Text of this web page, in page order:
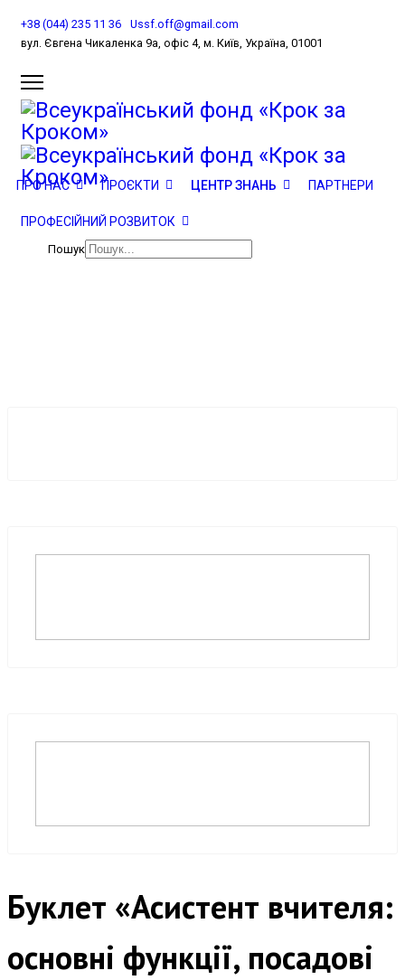
+38 (044) 235 11 36
Ussf.off@gmail.com
вул. Євгена Чикаленка 9а, офіс 4, м. Київ, Україна, 01001
ПРО НАС ПРОЄКТИ ЦЕНТР ЗНАНЬ ПАРТНЕРИ
ПРОФЕСІЙНИЙ РОЗВИТОК
Пошук
Центр знань
Буклет «Асистент вчителя:
основні функції, посадові